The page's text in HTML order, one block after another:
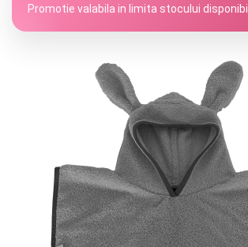
SCOICI AUTO
CAMERA COPILULUI
JUCARII
MARSUPII BEBELUSI
Promotie valabila in limita stocului disponibil.